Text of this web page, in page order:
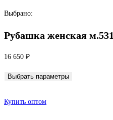
Перейти
содержимому
Выбрано:
Рубашка женская м.531
16 650 ₽
Выбрать параметры
Купить оптом